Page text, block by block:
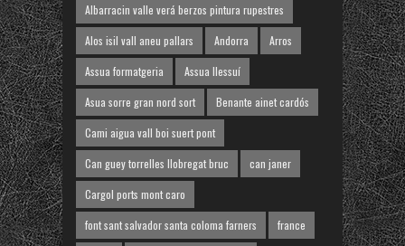
Albarracin valle verá berzos pintura rupestres
Alos isil vall aneu pallars
Andorra
Arros
Assua formatgeria
Assua llessuí
Asua sorre gran nord sort
Benante ainet cardós
Cami aigua vall boi suert pont
Can guey torrelles llobregat bruc
can janer
Cargol ports mont caro
font sant salvador santa coloma farners
france